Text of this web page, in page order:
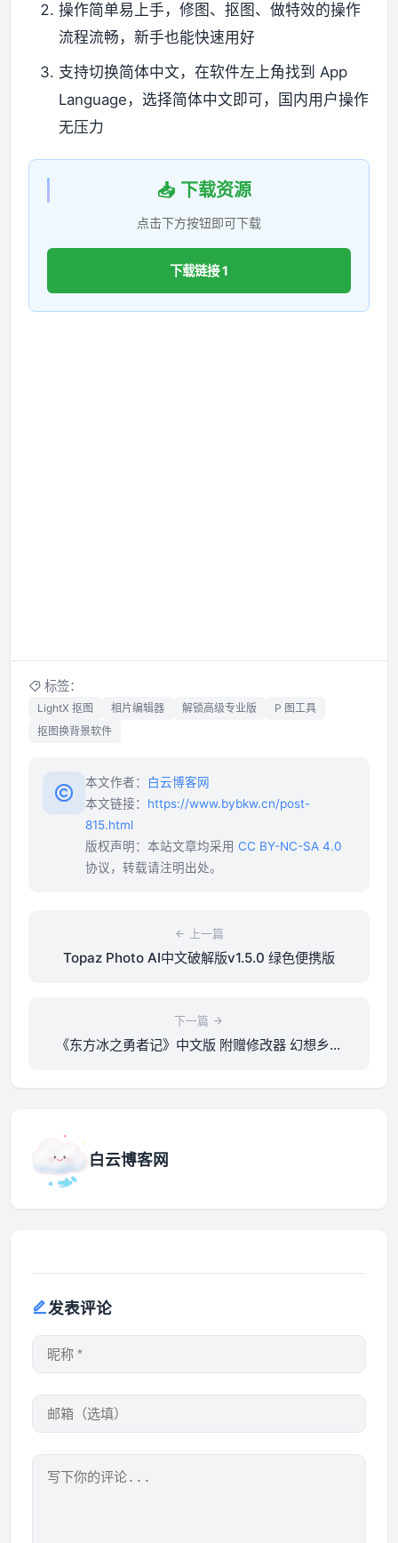
操作简单易上手，修图、抠图、做特效的操作
流程流畅，新手也能快速用好
支持切换简体中文，在软件左上角找到 App
Language，选择简体中文即可，国内用户操作
无压力
📥 下载资源
点击下方按钮即可下载
下载链接 1
标签：
LightX 抠图 相片编辑器 解锁高级专业版
P 图工具
抠图换背景软件
本文作者：
白云博客网
本文链接： https://www.bybkw.cn/post-
815.html
版权声明：本站文章均采用 CC BY-NC-SA 4.0
协议，转载请注明出处。
上一篇
Topaz Photo AI中文破解版v1.5.0 绿色便携版
下一篇
《东方冰之勇者记》中文版 附赠修改器 幻想乡冒
白云博客网
发表评论